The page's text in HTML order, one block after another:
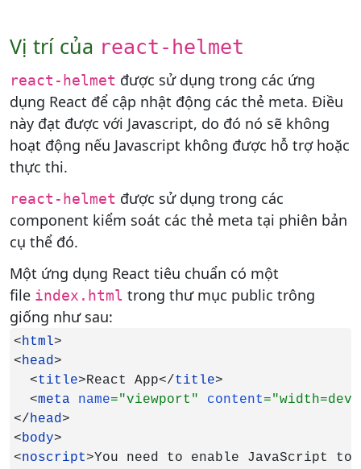
Vị trí của react-helmet
react-helmet được sử dụng trong các ứng
dụng React để cập nhật động các thẻ meta. Điều
này đạt được với Javascript, do đó nó sẽ không
hoạt động nếu Javascript không được hỗ trợ hoặc
thực thi.
react-helmet được sử dụng trong các
component kiểm soát các thẻ meta tại phiên bản
cụ thể đó.
Một ứng dụng React tiêu chuẩn có một
file index.html trong thư mục public trông
giống như sau:
<html>
<head>
  <
title>React App</title>
  <
meta name="viewport" content
</head>
<body>
<noscript>You need to enable JavaScript